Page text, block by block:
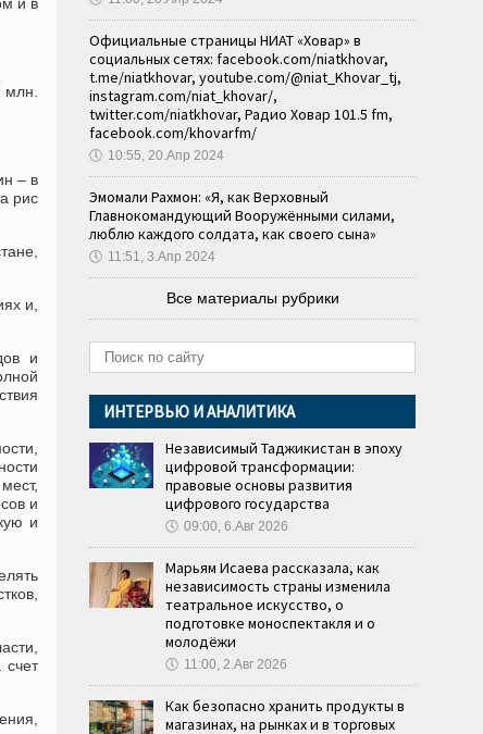
– в
рис
и,
и
и
и
Официальные страницы НИАТ «Ховар» в
социальных сетях: facebook.com/niatkhovar,
t.me/niatkhovar, youtube.com/@niat_Khovar_tj,
instagram.com/niat_khovar/,
twitter.com/niatkhovar, Радио Ховар 101.5 fm,
facebook.com/khovarfm/
🕔 10:55, 20.Апр 2024
Эмомали Рахмон: «Я, как Верховный
Главнокомандующий Вооружёнными силами,
люблю каждого солдата, как своего сына»
🕔 11:51, 3.Апр 2024
Все материалы рубрики
ИНТЕРВЬЮ И АНАЛИТИКА
Независимый Таджикистан в эпоху
цифровой трансформации:
правовые основы развития
цифрового государства
🕔 09:00, 6.Авг 2026
Марьям Исаева рассказала, как
независимость страны изменила
театральное искусство, о
подготовке моноспектакля и о
молодёжи
🕔 11:00, 2.Авг 2026
Как безопасно хранить продукты в
магазинах, на рынках и в торговых